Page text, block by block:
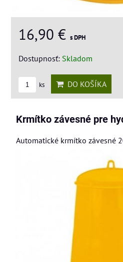
16,90 € s DPH
Dostupnosť: Skladom
ks DO KOŠÍKA
Krmítko závesné pre
Automatické krmítko závesné